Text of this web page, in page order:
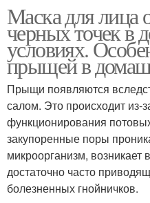
Маска для лица
черных точек в
условиях.
прыщей в
Прыщи появляются
салом. Это происходит из-
функционирования
закупоренные поры
микроорганизм, возникает
достаточно часто
болезненных гнойничков.